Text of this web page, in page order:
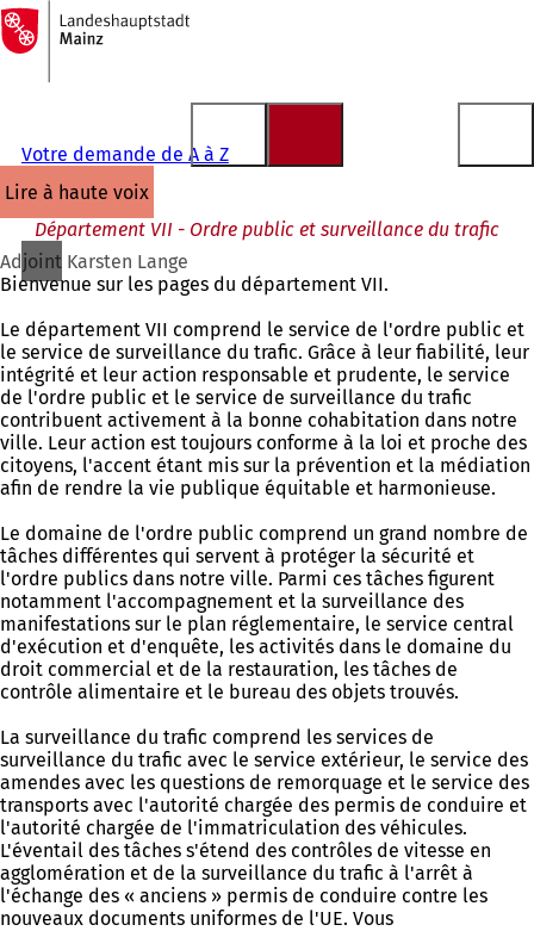
Accéder au contenu
Vers
la
page
d'accueil
Votre demande de A à Z
lire à haute voix
Département VII - Ordre public et surveillance du trafic
Adjoint Karsten Lange
Bienvenue sur les pages du département VII.
Le département VII comprend le service de l'ordre public et
le service de surveillance du trafic. Grâce à leur fiabilité, leur
intégrité et leur action responsable et prudente, le service
de l'ordre public et le service de surveillance du trafic
contribuent activement à la bonne cohabitation dans notre
ville. Leur action est toujours conforme à la loi et proche des
citoyens, l'accent étant mis sur la prévention et la médiation
afin de rendre la vie publique équitable et harmonieuse.
Le domaine de l'ordre public comprend un grand nombre de
tâches différentes qui servent à protéger la sécurité et
l'ordre publics dans notre ville. Parmi ces tâches figurent
notamment l'accompagnement et la surveillance des
manifestations sur le plan réglementaire, le service central
d'exécution et d'enquête, les activités dans le domaine du
droit commercial et de la restauration, les tâches de
contrôle alimentaire et le bureau des objets trouvés.
La surveillance du trafic comprend les services de
surveillance du trafic avec le service extérieur, le service des
amendes avec les questions de remorquage et le service des
transports avec l'autorité chargée des permis de conduire et
l'autorité chargée de l'immatriculation des véhicules.
L'éventail des tâches s'étend des contrôles de vitesse en
agglomération et de la surveillance du trafic à l'arrêt à
l'échange des « anciens » permis de conduire contre les
nouveaux documents uniformes de l'UE. Vous